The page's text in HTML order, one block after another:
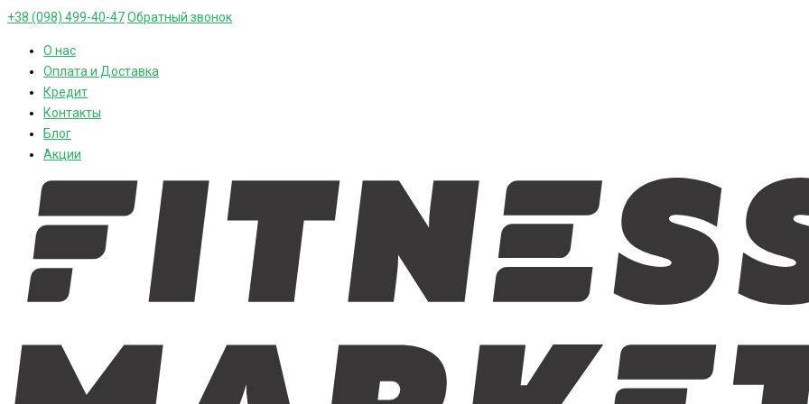
+38 (098) 499-40-47Обратный звонок
О нас
Оплата и Доставка
Кредит
Контакты
Блог
Акции